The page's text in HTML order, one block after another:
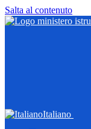
Salta al contenuto
Italiano